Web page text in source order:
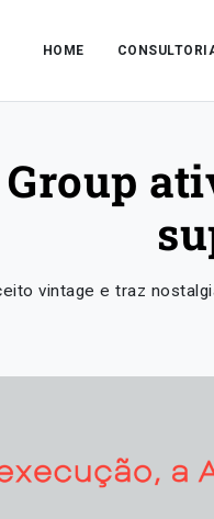
HOME
vintage e traz